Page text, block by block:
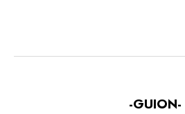
-GUION-